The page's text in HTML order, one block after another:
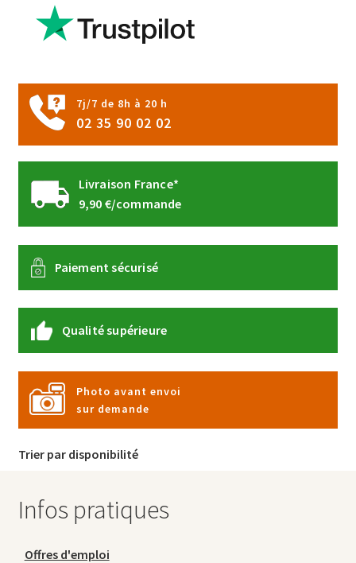
7j/7 de 8h à 20 h
02 35 90 02 02
Livraison France*
9,90 €/commande
Paiement sécurisé
Qualité supérieure
Photo avant envoi
sur demande
Trier par disponibilité
Infos pratiques
Offres d'emploi